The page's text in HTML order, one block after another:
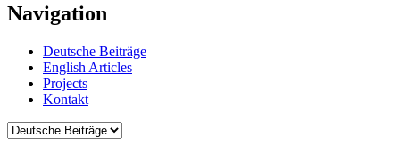
Navigation
Deutsche Beiträge
English Articles
Projects
Kontakt